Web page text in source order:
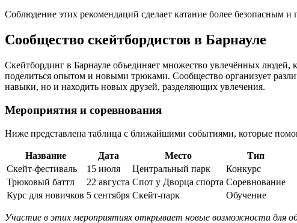
Соблюдение этих рекомендаций сделает катание более безопасным
Сообщество скейтбордистов в Барнауле
Скейтбординг в Барнауле объединяет множество увлечённых людей,
поделиться опытом и новыми трюками. Сообщество организует
навыки, но и находить новых друзей, разделяющих увлечения.
Мероприятия и соревнования
Ниже представлена таблица с ближайшими событиями, которые
Название Дата Место
Тип
Скейт-фестиваль
15 июля Центральный парк
Конкурс
Трюковый баттл
22 августа Спот у Дворца спорта Соревнование
Курс для новичков 5 сентября Скейт-парк Обучение
Участие в этих мероприятиях открывает новые возможности для